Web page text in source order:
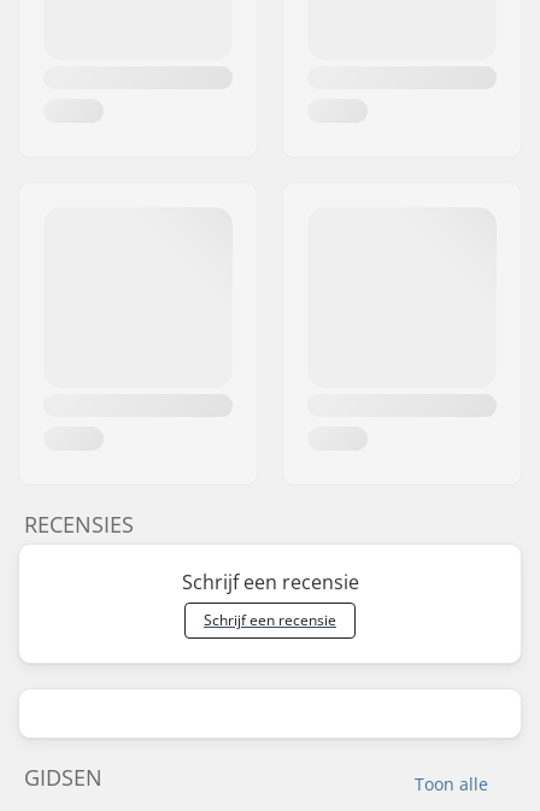
RECENSIES
Schrijf een recensie
Schrijf een recensie
Toon alle
GIDSEN